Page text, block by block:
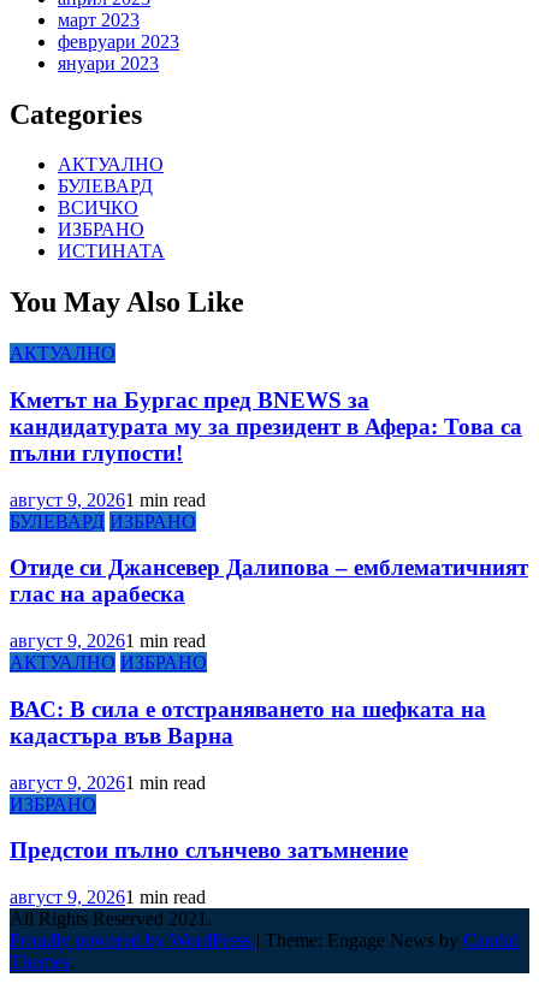
март 2023
февруари 2023
януари 2023
Categories
АКТУАЛНО
БУЛЕВАРД
ВСИЧКО
ИЗБРАНО
ИСТИНАТА
You May Also Like
АКТУАЛНО
Кметът на Бургас пред BNEWS за
кандидатурата му за президент в Афера: Това са
пълни глупости!
август 9, 20261 min read
БУЛЕВАРД ИЗБРАНО
Отиде си Джансевер Далипова – емблематичният
глас на арабеска
август 9, 20261 min read
АКТУАЛНО ИЗБРАНО
ВАС: В сила е отстраняването на шефката на
кадастъра във Варна
август 9, 20261 min read
ИЗБРАНО
Предстои пълно слънчево затъмнение
август 9, 20261 min read
All Rights Reserved 2021.
Proudly powered by WordPress | Theme: Engage News by Candid
Themes.